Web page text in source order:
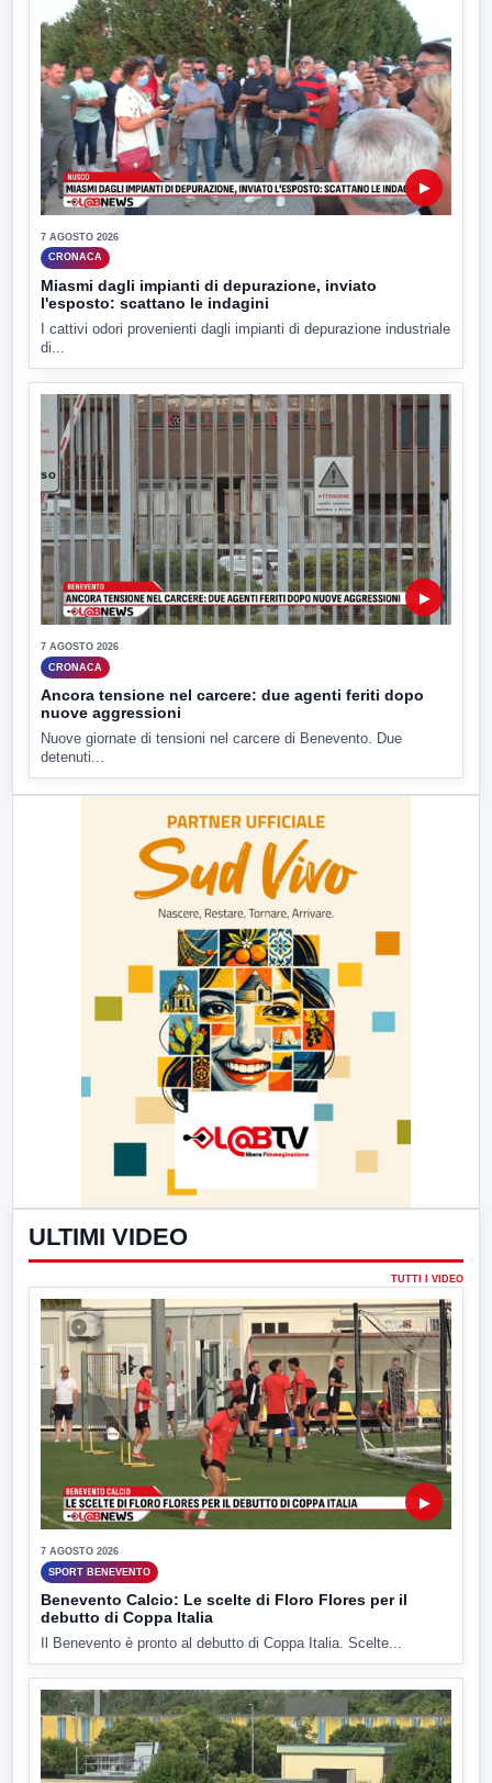
▶
7 AGOSTO 2026
CRONACA
Miasmi dagli impianti di depurazione, inviato
l'esposto: scattano le indagini
I cattivi odori provenienti dagli impianti di depurazione industriale
di...
▶
7 AGOSTO 2026
CRONACA
Ancora tensione nel carcere: due agenti feriti dopo
nuove aggressioni
Nuove giornate di tensioni nel carcere di Benevento. Due
detenuti...
ULTIMI VIDEO
TUTTI I VIDEO
▶
7 AGOSTO 2026
SPORT BENEVENTO
Benevento Calcio: Le scelte di Floro Flores per il
debutto di Coppa Italia
Il Benevento è pronto al debutto di Coppa Italia. Scelte...